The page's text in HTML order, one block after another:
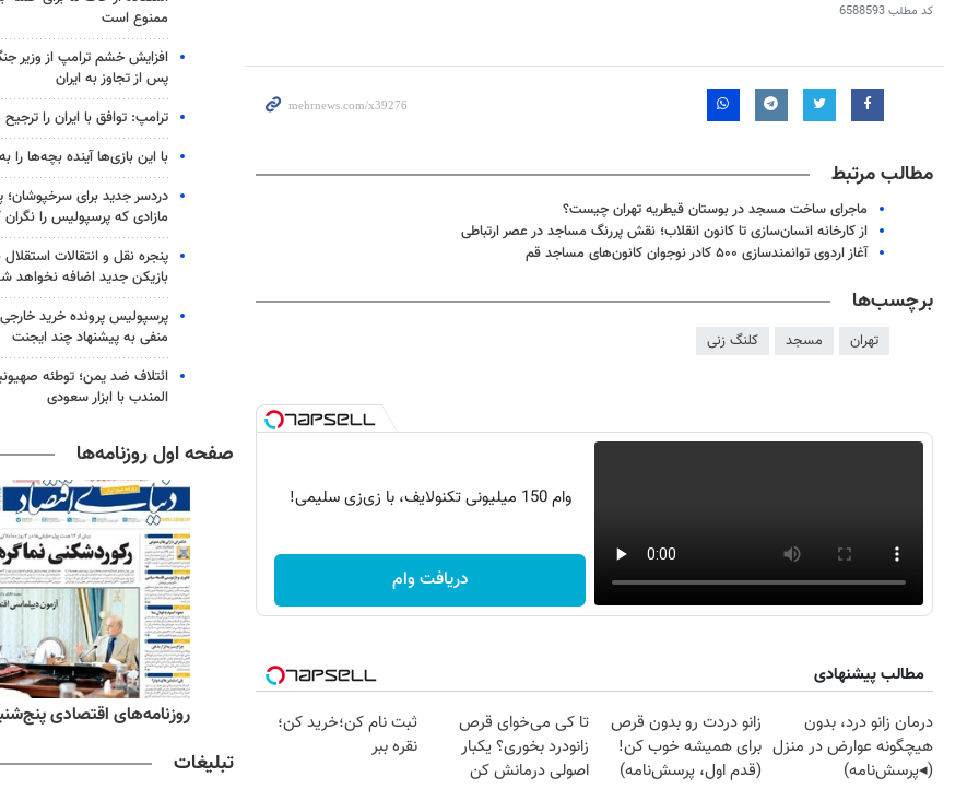
کد مطلب6588593
مطالب مرتبط
ماجرای ساخت مسجد در بوستان قیطریه تهران چیست؟
از کارخانه انسان‌سازی تا کانون انقلاب؛ نقش پررنگ مساجد در عصر ارتباطی
آغاز اردوی توانمندسازی ۵۰۰ کادر نوجوان کانون‌های مساجد قم
برچسب‌ها
تهران مسجد کلنگ زنی
وام 150 میلیونی تکنولایف، با زی‌زی سلیمی!
دریافت وام
مطالب پیشنهادی
درمان زانو درد، بدون
هیچگونه عوارض در منزل
(◂پرسش‌نامه)
زانو دردت رو بدون قرص
برای همیشه خوب کن!
(قدم اول، پرسش‌نامه)
تا کی می‌خوای قرص
زانودرد بخوری؟ یکبار
اصولی درمانش کن
ثبت نام کن؛خرید کن؛
نقره ببر
ممنوع است
افزایش خشم ترامپ از وزیر
پس از تجاوز به ایران
ترامپ: توافق با ایران را
با این بازی‌ها آینده بچه‌ها را
دردسر جدید برای سرخپوشان؛
مازادی که پرسپولیس را نگران
پنجره‌ نقل و انتقالات
بازیکن جدید اضافه نخواهد
پرسپولیس پرونده خرید
منفی به پیشنهاد چند ایجنت
ائتلاف ضد یمن؛ توطئه
المندب با ابزار سعودی
صفحه اول روزنامه‌ها
روزنامه‌های اقتصادی چهارشنبه ۱۴ مرداد ۱۴۰۵ روزنامه‌های ورزشی پنج‌شنبه ۱۵ مرداد ۱۴۰۵ روزنامه‌های اقتصادی پنج‌شنبه ۱۵ مرداد
تبلیغات